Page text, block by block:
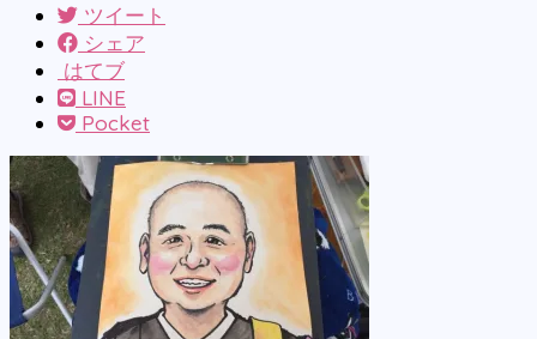
ツイート
シェア
はてブ
LINE
Pocket